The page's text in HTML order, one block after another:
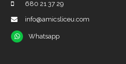
680 21 37 29
info@amicsliceu.com
Whatsapp
Whatsapp